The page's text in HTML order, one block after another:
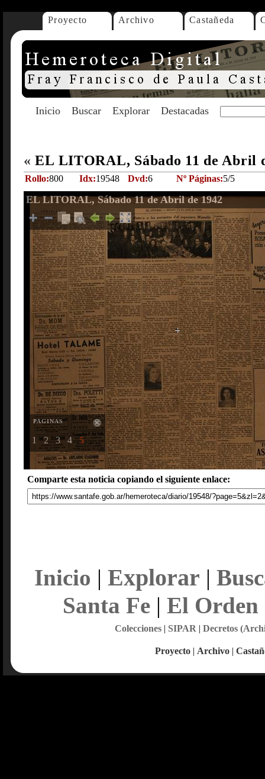
Proyecto Archivo Castañeda
Inicio Buscar Explorar Destacadas
« EL LITORAL, Sábado 11 de Abril
Rollo:800 Idx:19548 Dvd:6 Nº Páginas:5/5
EL LITORAL, Sábado 11 de Abril de 1942
PAGINAS
1 2 3 4 5
Comparte esta noticia copiando el siguiente enlace:
Inicio | Explorar |
Santa Fe| El Orden
Colecciones| SIPAR | Decretos
Proyecto | Archivo |